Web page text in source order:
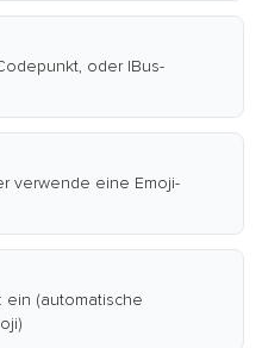
oder IBus-
verwende eine Emoji-
ein (automatische